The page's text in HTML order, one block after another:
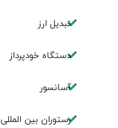
تبديل ارز
دستگاه خودپرداز
آسانسور
رستوران بین المللی